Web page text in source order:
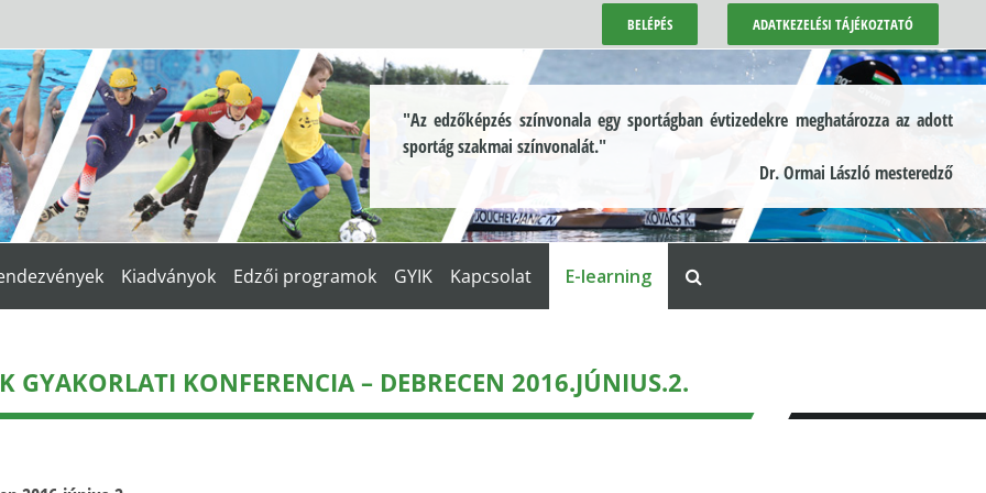
BELÉPÉS ADATKEZELÉSI TÁJÉKOZTATÓ
"Az edzőképzés színvonala egy sportágban évtizedekre meghatározza az adott
sportág szakmai színvonalát."
Dr. Ormai László mesteredző
Kiadványok Edzői programok GYIK Kapcsolat E-learning
GYAKORLATI KONFERENCIA – DEBRECEN 2016.JÚNIUS.2.